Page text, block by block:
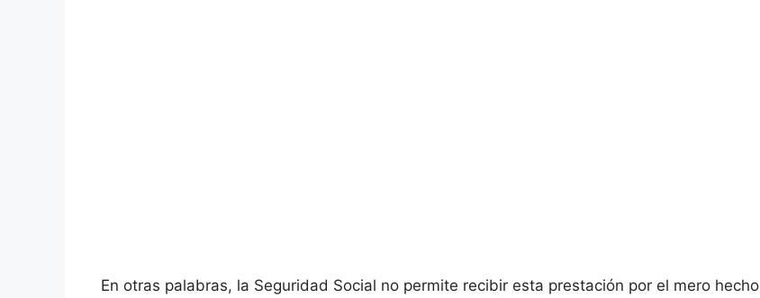
En otras palabras, la Seguridad Social no permite recibir esta prestación por el mero hecho